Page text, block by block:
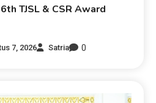
TJSL & CSR Award
7, 2026 Satria 0